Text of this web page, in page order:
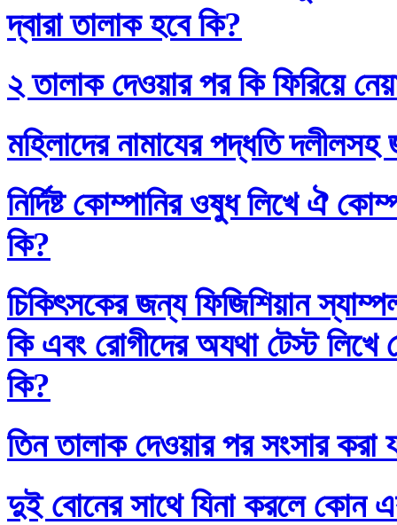
দ্বারা তালাক হবে কি?
২ তালাক দেওয়ার পর কি ফিরিয়ে
মহিলাদের নামাযের পদ্ধতি দলীলসহ
নির্দিষ্ট কোম্পানির ওষুধ লিখে ঐ
কি?
চিকিৎসকের জন্য ফিজিশিয়ান
কি এবং রোগীদের অযথা টেস্ট লিখে
কি?
তিন তালাক দেওয়ার পর সংসার করা
দুই বোনের সাথে যিনা করলে কোন